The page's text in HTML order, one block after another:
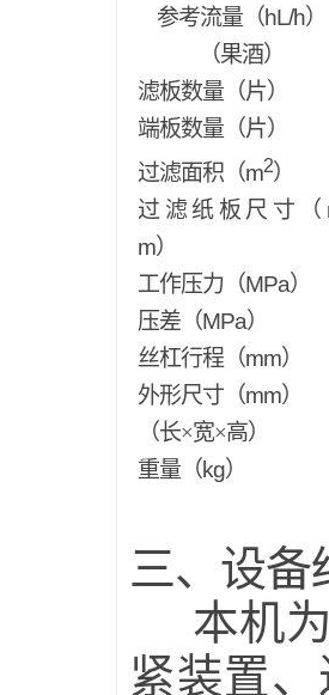
参考流量（hL/h）
（果酒）
滤板数量（片）
端板数量（片）
过滤面积（m2）
过滤纸板尺寸（
m）
工作压力（MPa）
压差（MPa）
丝杠行程（mm）
外形尺寸（mm）
（长×宽×高）
重量（kg）
三、设备
本机
紧装置